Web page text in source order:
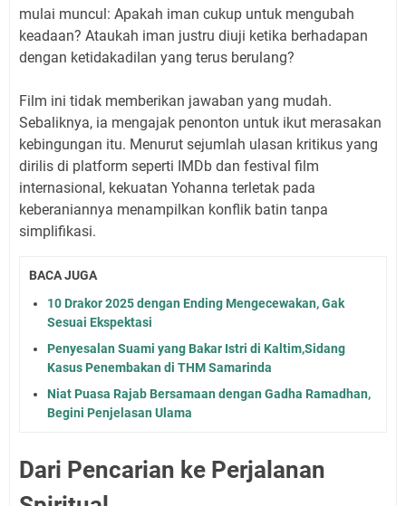
mulai muncul: Apakah iman cukup untuk mengubah
keadaan? Ataukah iman justru diuji ketika berhadapan
dengan ketidakadilan yang terus berulang?
Film ini tidak memberikan jawaban yang mudah.
Sebaliknya, ia mengajak penonton untuk ikut merasakan
kebingungan itu. Menurut sejumlah ulasan kritikus yang
dirilis di platform seperti IMDb dan festival film
internasional, kekuatan Yohanna terletak pada
keberaniannya menampilkan konflik batin tanpa
simplifikasi.
BACA JUGA
10 Drakor 2025 dengan Ending Mengecewakan, Gak
Sesuai Ekspektasi
Penyesalan Suami yang Bakar Istri di Kaltim,Sidang
Kasus Penembakan di THM Samarinda
Niat Puasa Rajab Bersamaan dengan Gadha Ramadhan,
Begini Penjelasan Ulama
Dari Pencarian ke Perjalanan